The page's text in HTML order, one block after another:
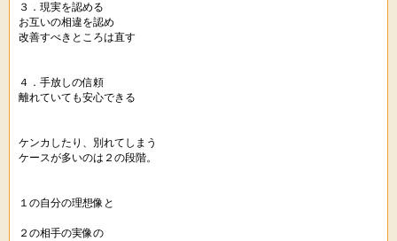
３．現実を認める
お互いの相違を認め
改善すべきところは直す
４．手放しの信頼
離れていても安心できる
ケンカしたり、別れてしまう
ケースが多いのは２の段階。
１の自分の理想像と
２の相手の実像の